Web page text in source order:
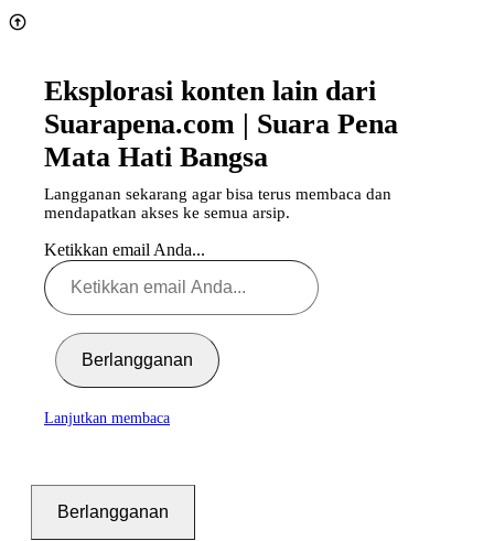
Eksplorasi konten lain dari
Suarapena.com | Suara Pena
Mata Hati Bangsa
Langganan sekarang agar bisa terus membaca dan
mendapatkan akses ke semua arsip.
Ketikkan email Anda...
Berlangganan
Lanjutkan membaca
Berlangganan